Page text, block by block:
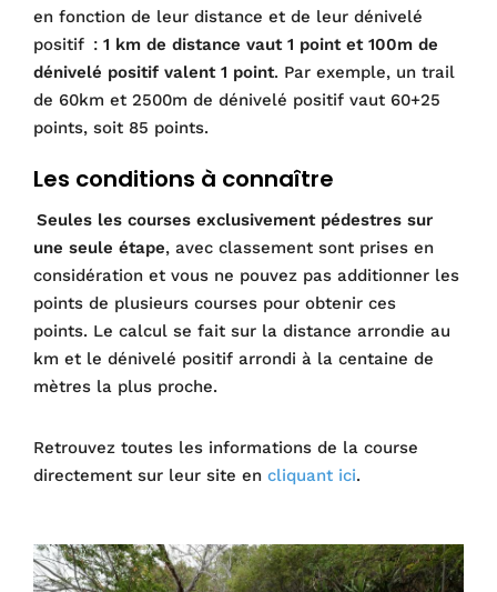
en fonction de leur distance et de leur dénivelé
positif : 1 km de distance vaut 1 point et 100m de
dénivelé positif valent 1 point. Par exemple, un trail
de 60km et 2500m de dénivelé positif vaut 60+25
points, soit 85 points.
Les conditions à connaître
Seules les courses exclusivement pédestres sur
une seule étape, avec classement sont prises en
considération et vous ne pouvez pas additionner les
points de plusieurs courses pour obtenir ces
points. Le calcul se fait sur la distance arrondie au
km et le dénivelé positif arrondi à la centaine de
mètres la plus proche.
Retrouvez toutes les informations de la course
directement sur leur site en cliquant ici.